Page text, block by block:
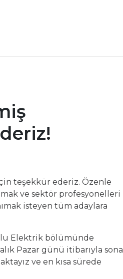
teşekkür ederiz. Özenle
ve sektör profesyonelleri
isteyen tüm adaylara
Elektrik bölümünde
Pazar günü itibarıyla sona
ve en kısa sürede